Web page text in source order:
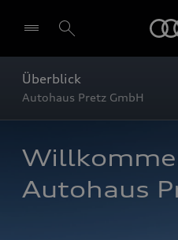
Überblick
Autohaus Pretz GmbH
Autohaus